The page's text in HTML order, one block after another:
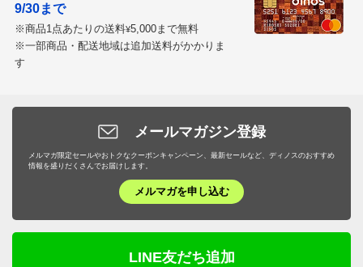
約50cm×240cm ブルー
画面で見て「こげ茶×ネイビー」と考えていたのです
が、残念ながら実物は「白っぽい茶色×青」で想像と少
し異なってしまいました。
毛足が長く、フカフカした感じで、作りはしっかりして
います。滑り止めもついているのでズレたりはしないよ
うです。
9/30まで
※商品1点あたりの送料¥5,000まで無料
※一部商品・配送地域は追加送料がかかりま
す
メールマガジン登録
メルマガ限定セールやおトクなクーポンキャンペーン、最新セールなど、ディノスのおすすめ
情報を盛りだくさんでお届けします。
メルマガを申し込む
LINE友だち追加